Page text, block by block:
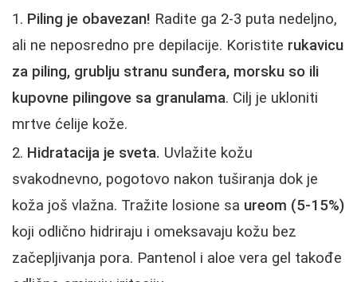
Piling je obavezan! Radite ga 2-3 puta nedeljno,
ali ne neposredno pre depilacije. Koristite rukavicu
za piling, grublju stranu sunđera, morsku so ili
kupovne pilingove sa granulama. Cilj je ukloniti
mrtve ćelije kože.
Hidratacija je sveta. Uvlažite kožu
svakodnevno, pogotovo nakon tuširanja dok je
koža još vlažna. Tražite losione sa ureom (5-15%)
koji odlično hidriraju i omeksavaju kožu bez
začepljivanja pora. Pantenol i aloe vera gel takođe